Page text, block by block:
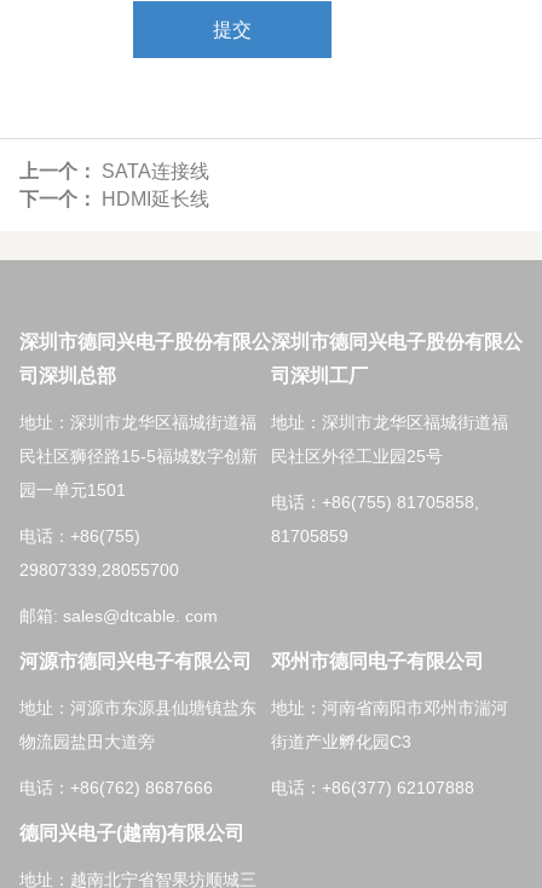
提交
上一个： SATA连接线
下一个：
HDMI延长线
深圳市德同兴电子股份有限公
司深圳总部
地址：深圳市龙华区福城街道福
民社区狮径路15-5福城数字创新
园一单元1501
电话：+86(755)
29807339,28055700
邮箱: sales@dtcable. com
深圳市德同兴电子股份有限公
司深圳工厂
地址：深圳市龙华区福城街道福
民社区外径工业园25号
电话：+86(755) 81705858,
81705859
河源市德同兴电子有限公司
地址：河源市东源县仙塘镇盐东
物流园盐田大道旁
电话：+86(762) 8687666
邓州市德同电子有限公司
地址：河南省南阳市邓州市湍河
街道产业孵化园C3
电话：+86(377) 62107888
德同兴电子(越南)有限公司
地址：越南北宁省智果坊顺城三